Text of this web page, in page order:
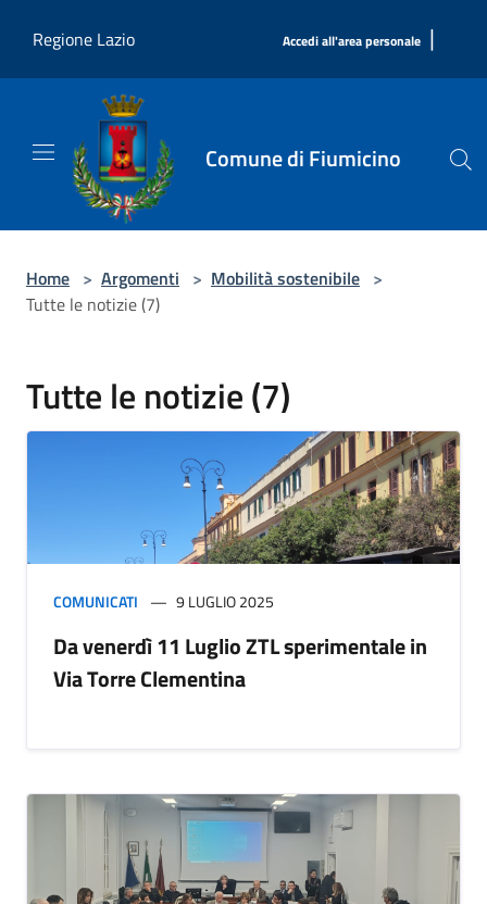
Regione Lazio
Accedi all'area personale |
Comune di Fiumicino
Home > Argomenti > Mobilità sostenibile >
Tutte le notizie (7)
Tutte le notizie (7)
COMUNICATI 9 LUGLIO 2025
Da venerdì 11 Luglio ZTL sperimentale in
Via Torre Clementina